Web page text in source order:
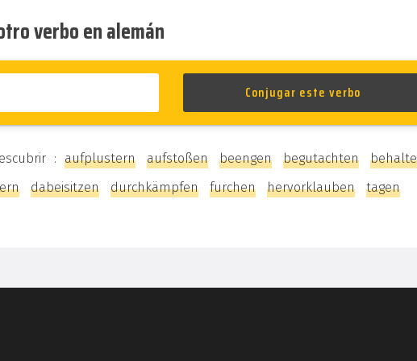
verbo en alemán
: aufplustern aufstoßen beengen begutachten
dabeisitzen durchkämpfen furchen hervorklauben tagen